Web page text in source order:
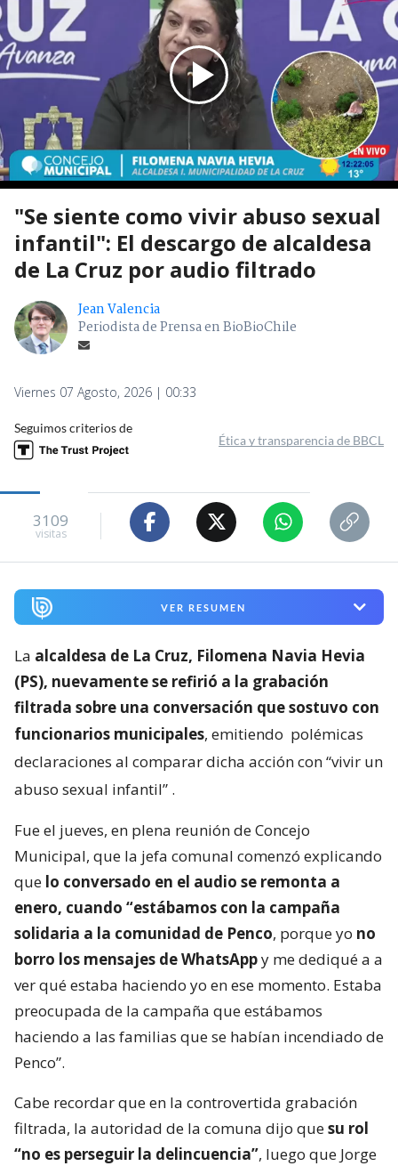
"Se siente como vivir abuso sexual
infantil": El descargo de alcaldesa
de La Cruz por audio filtrado
Jean Valencia
Periodista de Prensa en BioBioChile
Viernes 07 Agosto, 2026 | 00:33
Seguimos criterios de
Ética y transparencia de BBCL
3109
visitas
VER RESUMEN
La alcaldesa de La Cruz, Filomena Navia Hevia
(PS), nuevamente se refirió a la grabación
filtrada sobre una conversación que sostuvo con
funcionarios municipales, emitiendo polémicas
declaraciones al comparar dicha acción con “vivir un
abuso sexual infantil” .
Fue el jueves, en plena reunión de Concejo
Municipal, que la jefa comunal comenzó explicando
que lo conversado en el audio se remonta a
enero, cuando “estábamos con la campaña
solidaria a la comunidad de Penco, porque yo no
borro los mensajes de WhatsAppy me dediqué a a
ver qué estaba haciendo yo en ese momento. Estaba
preocupada de la campaña que estábamos
haciendo a las familias que se habían incendiado de
Penco”.
Cabe recordar que en la controvertida grabación
filtrada, la autoridad de la comuna dijo quesu rol
“no es perseguir la delincuencia”, luego que Jorge